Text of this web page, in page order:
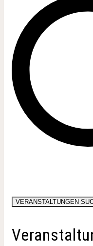
VERANSTALTUNGEN